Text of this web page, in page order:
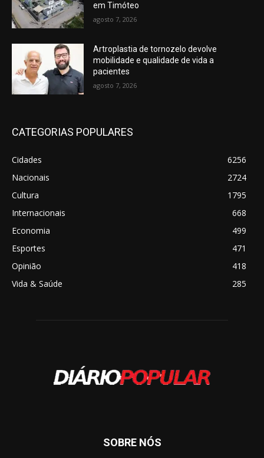
em Timóteo
agosto 7, 2026
Artroplastia de tornozelo devolve
mobilidade e qualidade de vida a
pacientes
agosto 7, 2026
CATEGORIAS POPULARES
Cidades
6256
Nacionais
2724
Cultura
1795
Internacionais
668
Economia
499
Esportes
471
Opinião
418
Vida & Saúde
285
SOBRE NÓS